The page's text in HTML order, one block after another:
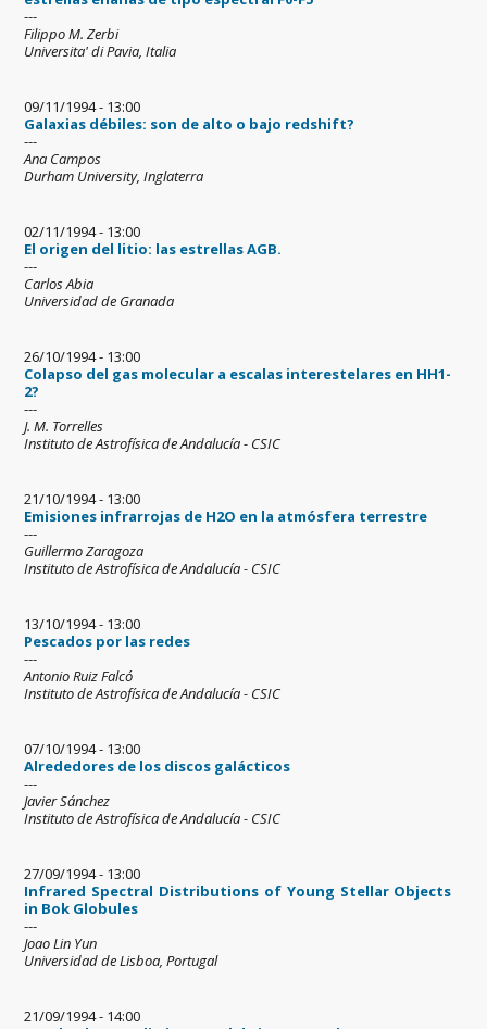
---
Filippo M. Zerbi
Universita' di Pavia, Italia
09/11/1994 - 13:00
Galaxias débiles: son de alto o bajo redshift?
---
Ana Campos
Durham University, Inglaterra
02/11/1994 - 13:00
El origen del litio: las estrellas AGB.
---
Carlos Abia
Universidad de Granada
26/10/1994 - 13:00
Colapso del gas molecular a escalas interestelares en HH1-
2?
---
J. M. Torrelles
Instituto de Astrofísica de Andalucía - CSIC
21/10/1994 - 13:00
Emisiones infrarrojas de H2O en la atmósfera terrestre
---
Guillermo Zaragoza
Instituto de Astrofísica de Andalucía - CSIC
13/10/1994 - 13:00
Pescados por las redes
---
Antonio Ruiz Falcó
Instituto de Astrofísica de Andalucía - CSIC
07/10/1994 - 13:00
Alrededores de los discos galácticos
---
Javier Sánchez
Instituto de Astrofísica de Andalucía - CSIC
27/09/1994 - 13:00
Infrared Spectral Distributions of Young Stellar Objects
in Bok Globules
---
Joao Lin Yun
Universidad de Lisboa, Portugal
21/09/1994 - 14:00